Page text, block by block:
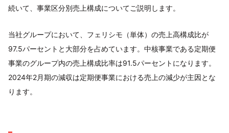
続いて、事業区分別売上構成についてご説明します。
当社グループにおいて、フェリシモ（単体）の売上高構成比が
97.5パーセントと大部分を占めています。中核事業である定期便
事業のグループ内の売上構成比率は91.5パーセントになります。
2024年2月期の減収は定期便事業における売上の減少が主因とな
ります。